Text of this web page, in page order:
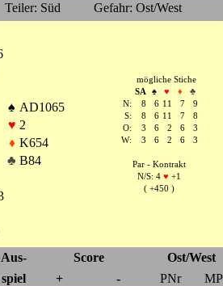
Teiler: Süd Gefahr: Ost/West
♠ AD1065
♥ 2
♦ K654
♣ B84
mögliche Stiche
SA
♠ ♥ ♦
♣
N:
8 6 11 7
9
S:
8 6 11 7
8
O:
3 6 2 6
3
W:
3 6 2 6 3
Par - Kontrakt
N/S: 4 ♥ +1
( +450 )
Aus- Score
Ost/West
spiel + - PNr
MP